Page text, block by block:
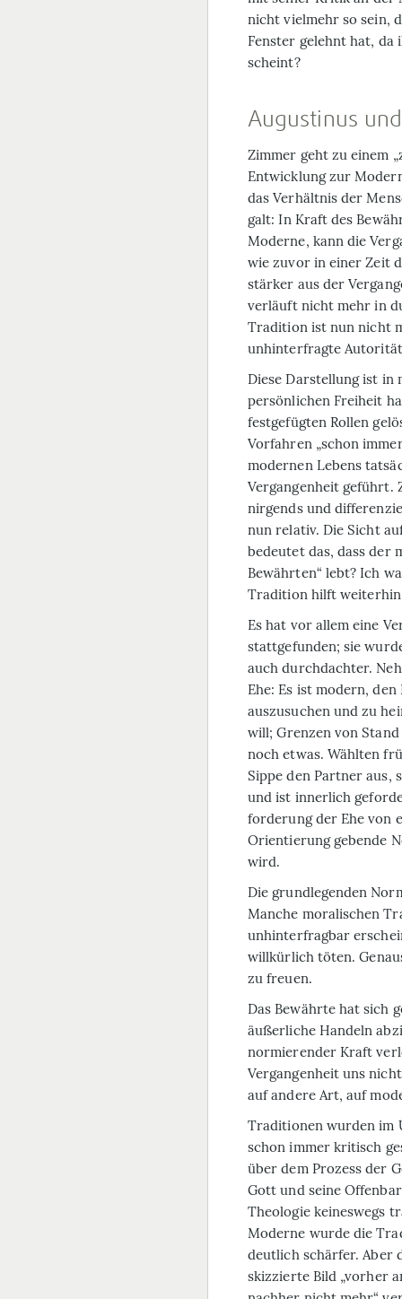
nicht vielmehr so sein,
Fenster gelehnt hat, da
scheint?
Augustinus
Zimmer geht zu einem
Entwicklung zur
das Verhältnis der
galt: In Kraft des
Moderne, kann die
wie zuvor in einer Zeit
stärker aus der
verläuft nicht mehr in
Tradition ist nun nicht
unhinterfragte
Diese Darstellung ist in
persönlichen Freiheit
festgefügten Rollen
Vorfahren „schon
modernen Lebens
Vergangenheit geführt.
nirgends und
nun relativ. Die Sicht
bedeutet das, dass der
Bewährten“ lebt? Ich
Tradition hilft
Es hat vor allem eine
stattgefunden; sie
auch durchdachter.
Ehe: Es ist modern,
auszusuchen und zu
will; Grenzen von
noch etwas. Wählten
Sippe den Partner aus,
und ist innerlich
forderung der Ehe von
Orientierung gebende
wird.
Die grundlegenden
Manche moralischen
unhinterfragbar
willkürlich töten.
zu freuen.
Das Bewährte hat sich
äußerliche Handeln
normierender Kraft
Vergangenheit uns
auf andere Art, auf
Traditionen wurden im
schon immer kritisch
über dem Prozess der
Gott und seine
Theologie keineswegs
Moderne wurde die
deutlich schärfer. Aber
skizzierte Bild „vorher